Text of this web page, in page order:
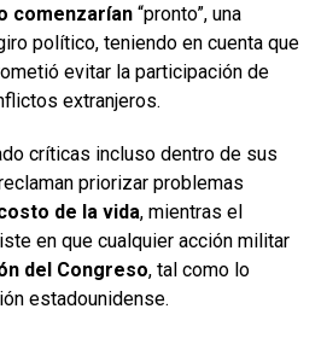
comenzarían “pronto”, una
político, teniendo en cuenta que
evitar la participación de
extranjeros.
críticas incluso dentro de sus
priorizar problemas
de la vida, mientras el
en que cualquier acción militar
del Congreso, tal como lo
estadounidense.